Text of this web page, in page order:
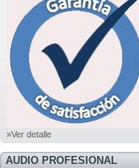
»Ver detalle
AUDIO PROFESIONAL